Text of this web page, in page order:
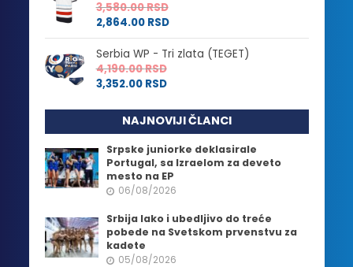
3,580.00RSD
2,864.00 RSD
Serbia WP - Tri zlata (TEGET)
4,190.00RSD
3,352.00 RSD
NAJNOVIJI ČLANCI
Srpske juniorke deklasirale
Portugal, sa Izraelom za deveto
mesto na EP
06/08/2026
Srbija lako i ubedljivo do treće
pobede na Svetskom prvenstvu za
kadete
05/08/2026